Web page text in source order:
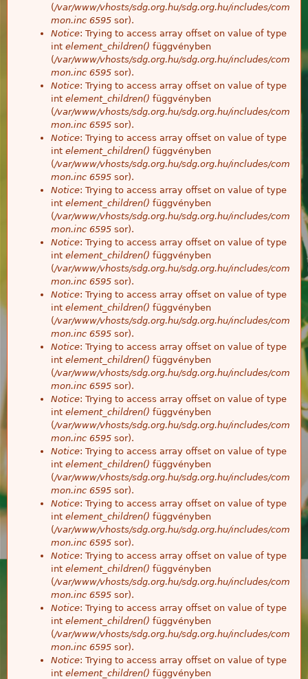
(/var/www/vhosts/sdg.org.hu/sdg.org.hu/includes/com
mon.inc 6595 sor).
Notice: Trying to access array offset on value of type
int element_children() függvényben
(/var/www/vhosts/sdg.org.hu/sdg.org.hu/includes/com
mon.inc 6595 sor).
Notice: Trying to access array offset on value of type
int element_children() függvényben
(/var/www/vhosts/sdg.org.hu/sdg.org.hu/includes/com
mon.inc 6595 sor).
Notice: Trying to access array offset on value of type
int element_children() függvényben
(/var/www/vhosts/sdg.org.hu/sdg.org.hu/includes/com
mon.inc 6595 sor).
Notice: Trying to access array offset on value of type
int element_children() függvényben
(/var/www/vhosts/sdg.org.hu/sdg.org.hu/includes/com
mon.inc 6595 sor).
Notice: Trying to access array offset on value of type
int element_children() függvényben
(/var/www/vhosts/sdg.org.hu/sdg.org.hu/includes/com
mon.inc 6595 sor).
Notice: Trying to access array offset on value of type
int element_children() függvényben
(/var/www/vhosts/sdg.org.hu/sdg.org.hu/includes/com
mon.inc 6595 sor).
Notice: Trying to access array offset on value of type
int element_children() függvényben
(/var/www/vhosts/sdg.org.hu/sdg.org.hu/includes/com
mon.inc 6595 sor).
Notice: Trying to access array offset on value of type
int element_children() függvényben
(/var/www/vhosts/sdg.org.hu/sdg.org.hu/includes/com
mon.inc 6595 sor).
Notice: Trying to access array offset on value of type
int element_children() függvényben
(/var/www/vhosts/sdg.org.hu/sdg.org.hu/includes/com
mon.inc 6595 sor).
Notice: Trying to access array offset on value of type
int element_children() függvényben
(/var/www/vhosts/sdg.org.hu/sdg.org.hu/includes/com
mon.inc 6595 sor).
Notice: Trying to access array offset on value of type
int element_children() függvényben
(/var/www/vhosts/sdg.org.hu/sdg.org.hu/includes/com
mon.inc 6595 sor).
Notice: Trying to access array offset on value of type
int element_children() függvényben
(/var/www/vhosts/sdg.org.hu/sdg.org.hu/includes/com
mon.inc 6595 sor).
Notice: Trying to access array offset on value of type
int element_children() függvényben